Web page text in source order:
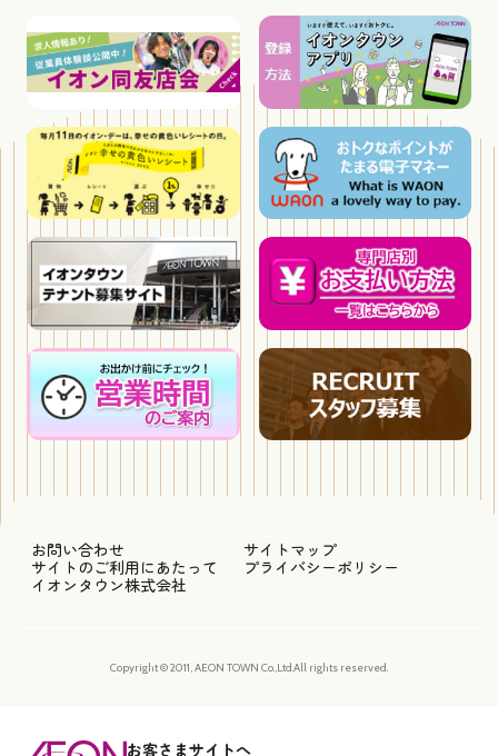
お問い合わせ
サイトマップ
サイトのご利用にあたって
プライバシーポリシー
イオンタウン株式会社
Copyright © 2011, AEON TOWN Co.,Ltd.All rights reserved.
お客さまサイトへ